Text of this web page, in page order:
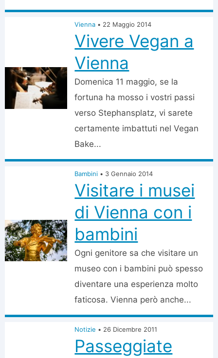
Vienna • 22 Maggio 2014
Vivere Vegan a
Vienna
Domenica 11 maggio, se la
fortuna ha mosso i vostri passi
verso Stephansplatz, vi sarete
certamente imbattuti nel Vegan
Bake...
Bambini • 3 Gennaio 2014
Visitare i musei
di Vienna con i
bambini
Ogni genitore sa che visitare un
museo con i bambini può spesso
diventare una esperienza molto
faticosa. Vienna però anche...
Notizie • 26 Dicembre 2011
Passeggiate